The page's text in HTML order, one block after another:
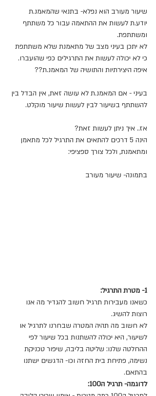
שיעור מעורב הוא נפלא- בתנאי שהמאמנ.ת
יודע.ת לעשות את ההתאמה עבור כל משתתף
ומשתתפת.
לא יתכן בעיני מצב של מתאמנת שלא משתתפת
כי לא יכולה לעשות את התרגילים כפי שהועברו.
איפה היצירתיות והתושיה של המאמנ.ת??
בעיני - אם המאמנ.ת לא עושה זאת, אין הבדל בין
להשתתף בשיעור לבין לעשות שיעור מוקלט.
אז.. איך ניתן לעשות זאת?
הינה 5 דרכים להתאים את התרגיל לכל מתאמן
ומתאמנת, ולכל צורך ספציפי:
בתמונה- שיעור מעורב
1- מטרת התרגיל:
כשאנו מעבירות תרגיל חשוב להגדיר מה אנו
רוצות להשיג.
לא חשוב מה תהיה המטרה שבחרנו לתרגיל או
לשיעור, היא יכולה להשתנות בכל שיעור לפי
ההחלטה שלנו: שליטה בליבה, שיפור טכניקת
נשימה, פתיחת בית החזה וכו- הדגשים ישתנו
בהתאם.
לדוגמה- תרגיל ה100: